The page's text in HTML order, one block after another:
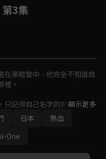
第3集
在黑暗當中，他完全不知道自
裡。
只記得自己名字的男女，而離
宛如遊戲」的世界。
顯示更多
日本
熱血
One